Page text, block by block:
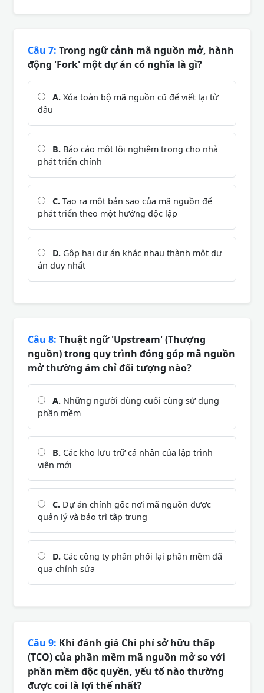
Câu 7: Trong ngữ cảnh mã nguồn mở, hành
động 'Fork' một dự án có nghĩa là gì?
A. Xóa toàn bộ mã nguồn cũ để viết lại từ
đầu
B. Báo cáo một lỗi nghiêm trọng cho nhà
phát triển chính
C. Tạo ra một bản sao của mã nguồn để
phát triển theo một hướng độc lập
D. Gộp hai dự án khác nhau thành một dự
án duy nhất
Câu 8: Thuật ngữ 'Upstream' (Thượng
nguồn) trong quy trình đóng góp mã nguồn
mở thường ám chỉ đối tượng nào?
A. Những người dùng cuối cùng sử dụng
phần mềm
B. Các kho lưu trữ cá nhân của lập trình
viên mới
C. Dự án chính gốc nơi mã nguồn được
quản lý và bảo trì tập trung
D. Các công ty phân phối lại phần mềm đã
qua chỉnh sửa
Câu 9: Khi đánh giá Chi phí sở hữu thấp
(TCO) của phần mềm mã nguồn mở so với
phần mềm độc quyền, yếu tố nào thường
được coi là lợi thế nhất?